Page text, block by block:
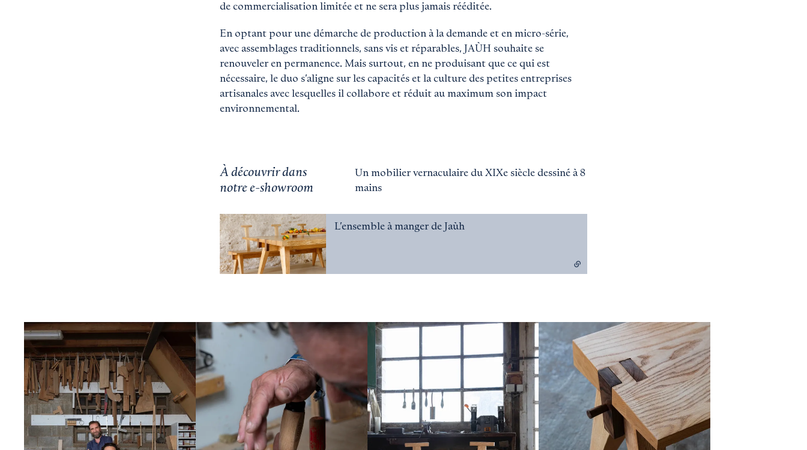
de commercialisation limitée et ne sera plus jamais rééditée.
En optant pour une démarche de production à la demande et en micro-série,
avec assemblages traditionnels, sans vis et réparables, JAÙH souhaite se
renouveler en permanence. Mais surtout, en ne produisant que ce qui est
nécessaire, le duo s’aligne sur les capacités et la culture des petites entreprises
artisanales avec lesquelles il collabore et réduit au maximum son impact
environnemental.
À découvrir dans
notre e-showroom
Un mobilier vernaculaire du XIXe siècle dessiné à 8
mains
L’ensemble à manger de Jaùh- lien externe
Agrandir Agrandir Agrandir Agrandir